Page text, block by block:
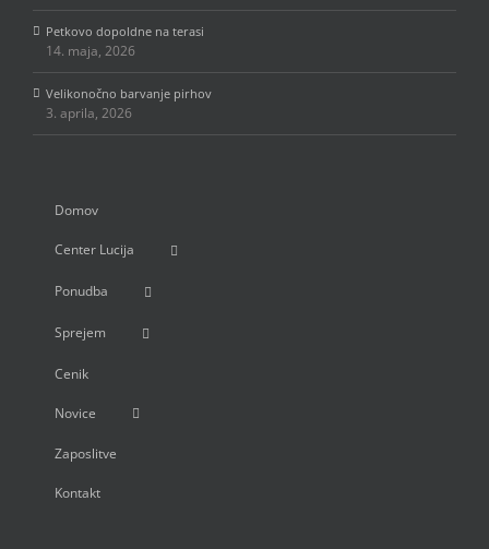
Petkovo dopoldne na terasi
14. maja, 2026
Velikonočno barvanje pirhov
3. aprila, 2026
Domov
Center Lucija
Ponudba
Sprejem
Cenik
Novice
Zaposlitve
Kontakt